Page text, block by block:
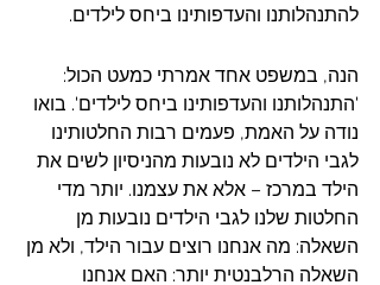
להתנהלותנו והעדפותינו ביחס לילדים.
הנה, במשפט אחד אמרתי כמעט הכול:
'התנהלותנו והעדפותינו ביחס לילדים'. בואו
נודה על האמת, פעמים רבות החלטותינו
לגבי הילדים לא נובעות מהניסיון לשים את
הילד במרכז – אלא את עצמנו. יותר מדי
החלטות שלנו לגבי הילדים נובעות מן
השאלה: מה אנחנו רוצים עבור הילד, ולא מן
השאלה הרלבנטית יותר: האם אנחנו